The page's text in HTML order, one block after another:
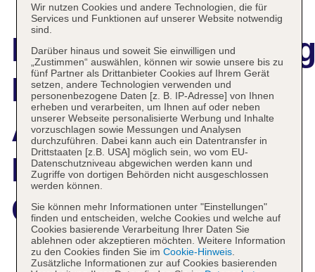
Myconian
Ambassador
Relais &
Chateaux
Wir nutzen Cookies und andere Technologien, die für
Services und Funktionen auf unserer Website notwendig
sind.
Darüber hinaus und soweit Sie einwilligen und
„Zustimmen“ auswählen, können wir sowie unsere bis zu
fünf Partner als Drittanbieter Cookies auf Ihrem Gerät
setzen, andere Technologien verwenden und
personenbezogene Daten [z. B. IP-Adresse] von Ihnen
erheben und verarbeiten, um Ihnen auf oder neben
unserer Webseite personalisierte Werbung und Inhalte
vorzuschlagen sowie Messungen und Analysen
durchzuführen. Dabei kann auch ein Datentransfer in
Drittstaaten [z.B. USA] möglich sein, wo vom EU-
Datenschutzniveau abgewichen werden kann und
Zugriffe von dortigen Behörden nicht ausgeschlossen
werden können.
Sie können mehr Informationen unter "Einstellungen"
finden und entscheiden, welche Cookies und welche auf
Cookies basierende Verarbeitung Ihrer Daten Sie
ablehnen oder akzeptieren möchten. Weitere Information
zu den Cookies finden Sie im Cookie-Hinweis.
Zusätzliche Informationen zur auf Cookies basierenden